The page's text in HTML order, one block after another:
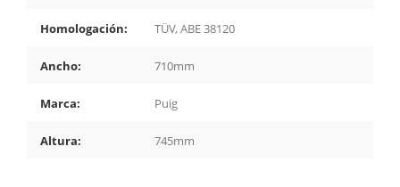
Homologación: TÜV, ABE 38120
Ancho: 710mm
Marca: Puig
Altura: 745mm